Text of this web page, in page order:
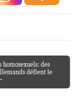
homosexuels: des
défient le